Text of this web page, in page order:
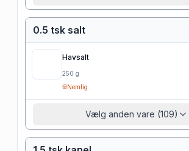
0.5 tsk salt
Havsalt
250 g
Nemlig
Vælg anden vare (109)